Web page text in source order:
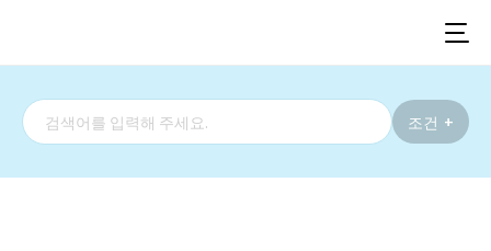
검
색
어
력
색
기
조건